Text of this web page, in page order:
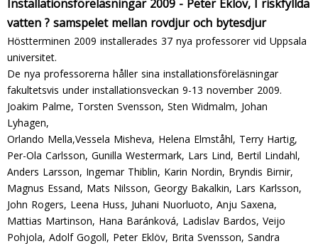
Installationsföreläsningar 2009 - Peter Eklöv, I riskfyllda
vatten ? samspelet mellan rovdjur och bytesdjur
Höstterminen 2009 installerades 37 nya professorer vid Uppsala
universitet.
De nya professorerna håller sina installationsföreläsningar
fakultetsvis under installationsveckan 9-13 november 2009.
Joakim Palme, Torsten Svensson, Sten Widmalm, Johan
Lyhagen,
Orlando Mella,Vessela Misheva, Helena Elmståhl, Terry Hartig,
Per-Ola Carlsson, Gunilla Westermark, Lars Lind, Bertil Lindahl,
Anders Larsson, Ingemar Thiblin, Karin Nordin, Bryndis Birnir,
Magnus Essand, Mats Nilsson, Georgy Bakalkin, Lars Karlsson,
John Rogers, Leena Huss, Juhani Nuorluoto, Anju Saxena,
Mattias Martinson, Hana Baránková, Ladislav Bardos, Veijo
Pohjola, Adolf Gogoll, Peter Eklöv, Brita Svensson, Sandra